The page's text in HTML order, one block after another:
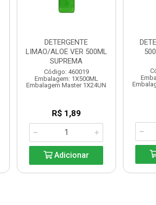
DETERGENTE
LIMAO/ALOE VER 500ML
SUPREMA
Código: 460019
Embalagem: 1X500ML
Embalagem Master 1X24UN
R$ 1,89
Adicionar